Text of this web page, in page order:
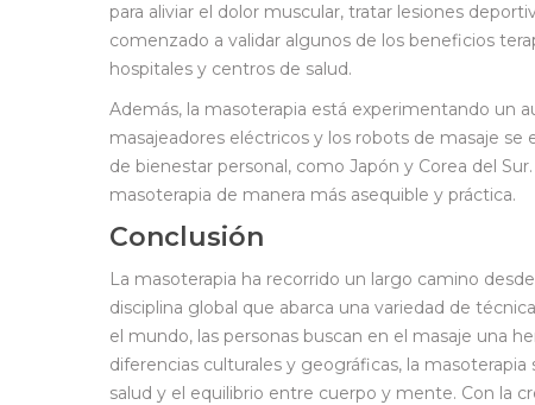
para aliviar el dolor muscular, tratar lesiones
comenzado a validar algunos de los beneficios
hospitales y centros de salud.
Además, la masoterapia está experimentando un
masajeadores eléctricos y los robots de masaje
de bienestar personal, como Japón y Corea del
masoterapia de manera más asequible y práctica.
Conclusión
La masoterapia ha recorrido un largo camino
disciplina global que abarca una variedad de
el mundo, las personas buscan en el masaje una
diferencias culturales y geográficas, la
salud y el equilibrio entre cuerpo y mente. Con la